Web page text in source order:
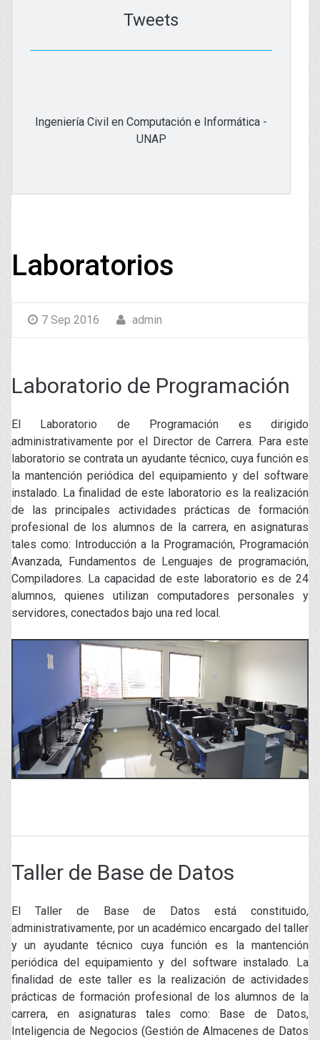
Tweets
Ingeniería Civil en Computación e Informática -
UNAP
Laboratorios
7 Sep 2016 admin
Laboratorio de Programación
El Laboratorio de Programación es dirigido
administrativamente por el Director de Carrera. Para este
laboratorio se contrata un ayudante técnico, cuya función es
la mantención periódica del equipamiento y del software
instalado. La finalidad de este laboratorio es la realización
de las principales actividades prácticas de formación
profesional de los alumnos de la carrera, en asignaturas
tales como: Introducción a la Programación, Programación
Avanzada, Fundamentos de Lenguajes de programación,
Compiladores. La capacidad de este laboratorio es de 24
alumnos, quienes utilizan computadores personales y
servidores, conectados bajo una red local.
Taller de Base de Datos
El Taller de Base de Datos está constituido,
administrativamente, por un académico encargado del taller
y un ayudante técnico cuya función es la mantención
periódica del equipamiento y del software instalado. La
finalidad de este taller es la realización de actividades
prácticas de formación profesional de los alumnos de la
carrera, en asignaturas tales como: Base de Datos,
Inteligencia de Negocios (Gestión de Almacenes de Datos